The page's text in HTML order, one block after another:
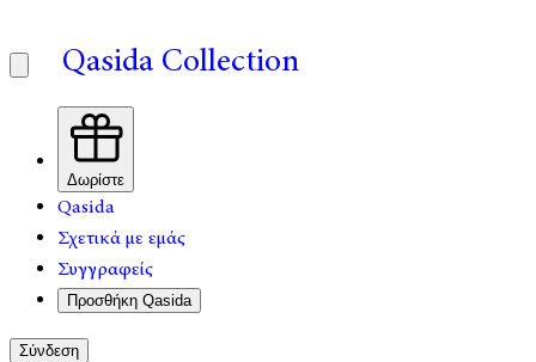
Qasida Collection
Δωρίστε
Qasida
Σχετικά με εμάς
Συγγραφείς
Προσθήκη Qasida
Σύνδεση